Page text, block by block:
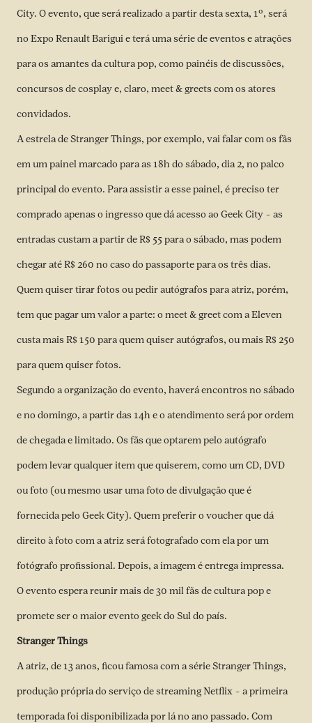
City. O evento, que será realizado a partir desta sexta, 1º, será
no Expo Renault Barigui e terá uma série de eventos e atrações
para os amantes da cultura pop, como painéis de discussões,
concursos de cosplay e, claro, meet & greets com os atores
convidados.
A estrela de Stranger Things, por exemplo, vai falar com os fãs
em um painel marcado para as 18h do sábado, dia 2, no palco
principal do evento. Para assistir a esse painel, é preciso ter
comprado apenas o ingresso que dá acesso ao Geek City – as
entradas custam a partir de R$ 55 para o sábado, mas podem
chegar até R$ 260 no caso do passaporte para os três dias.
Quem quiser tirar fotos ou pedir autógrafos para atriz, porém,
tem que pagar um valor a parte: o meet & greet com a Eleven
custa mais R$ 150 para quem quiser autógrafos, ou mais R$ 250
para quem quiser fotos.
Segundo a organização do evento, haverá encontros no sábado
e no domingo, a partir das 14h e o atendimento será por ordem
de chegada e limitado. Os fãs que optarem pelo autógrafo
podem levar qualquer item que quiserem, como um CD, DVD
ou foto (ou mesmo usar uma foto de divulgação que é
fornecida pelo Geek City). Quem preferir o voucher que dá
direito à foto com a atriz será fotografado com ela por um
fotógrafo profissional. Depois, a imagem é entrega impressa.
O evento espera reunir mais de 30 mil fãs de cultura pop e
promete ser o maior evento geek do Sul do país.
Stranger Things
A atriz, de 13 anos, ficou famosa com a série Stranger Things,
produção própria do serviço de streaming Netflix – a primeira
temporada foi disponibilizada por lá no ano passado. Com